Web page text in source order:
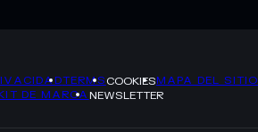
TERMSCOOKIESMAPA DEL SITIO
DE MARCANEWSLETTER